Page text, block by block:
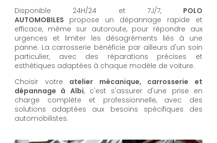
Disponible 24H/24 et 7J/7, POLO
AUTOMOBILES propose un dépannage rapide et
efficace, même sur autoroute, pour répondre aux
urgences et limiter les désagréments liés à une
panne. La carrosserie bénéficie par ailleurs d'un soin
particulier, avec des réparations précises et
esthétiques adaptées à chaque modèle de voiture.
Choisir votre atelier mécanique, carrosserie et
dépannage à Albi, c'est s'assurer d'une prise en
charge complète et professionnelle, avec des
solutions adaptées aux besoins spécifiques des
automobilistes.